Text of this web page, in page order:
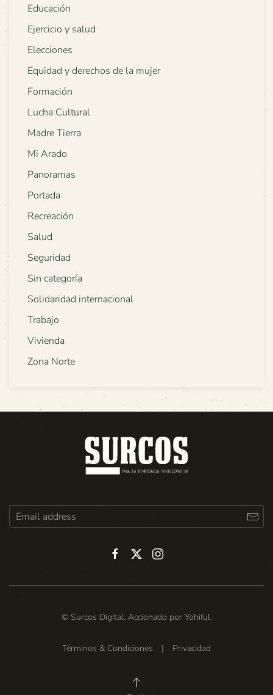
Educación
Ejercicio y salud
Elecciones
Equidad y derechos de la mujer
Formación
Lucha Cultural
Madre Tierra
Mi Arado
Panoramas
Portada
Recreación
Salud
Seguridad
Sin categoría
Solidaridad internacional
Trabajo
Vivienda
Zona Norte
© Surcos Digital. Accionado por Yohiful.
Términos & Condiciones | Privacidad